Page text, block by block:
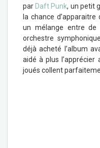
par Daft Punk, un petit
la chance
un mélange entre de
orchestre
déjà acheté l’album
aidé à plus l’apprécier
joués collent